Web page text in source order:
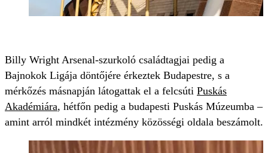
Billy Wright Arsenal-szurkoló családtagjai pedig a
Bajnokok Ligája döntőjére érkeztek Budapestre, s a
mérkőzés másnapján látogattak el a felcsúti Puskás
Akadémiára, hétfőn pedig a budapesti Puskás Múzeumba –
amint arról mindkét intézmény közösségi oldala beszámolt.